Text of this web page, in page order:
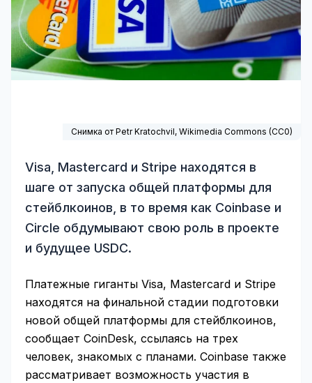
Снимка от Petr Kratochvil, Wikimedia Commons (CC0)
Visa, Mastercard и Stripe находятся в
шаге от запуска общей платформы для
стейблкоинов, в то время как Coinbase и
Circle обдумывают свою роль в проекте
и будущее USDC.
Платежные гиганты Visa, Mastercard и Stripe
находятся на финальной стадии подготовки
новой общей платформы для стейблкоинов,
сообщает CoinDesk, ссылаясь на трех
человек, знакомых с планами. Coinbase также
рассматривает возможность участия в